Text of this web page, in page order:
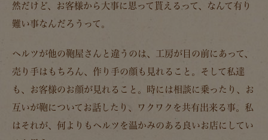
然だけど、お客様から大事に思って貰えるって、なんて有り
難い事なんだろうって。
ヘルツが他の鞄屋さんと違うのは、工房が目の前にあって、
売り手はもちろん、作り手の顔も見れること。そして私達
も、お客様のお顔が見れること。時には相談に乗ったり、お
互いが鞄についてお話したり、ワクワクを共有出来る事。私
はそれが、何よりもヘルツを温かみのある良いお店にしてい